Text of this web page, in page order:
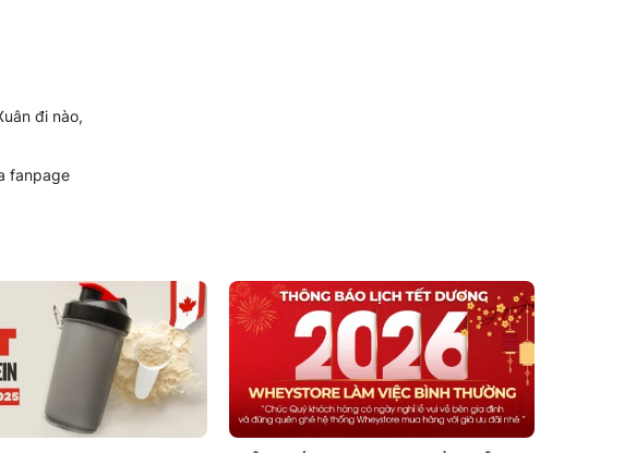
đi nào,
fanpage